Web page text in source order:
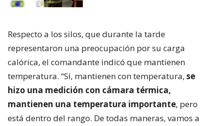
Respecto a los silos, que durante la tarde
representaron una preocupación por su carga
calórica, el comandante indicó que mantienen
temperatura. “Sí, mantienen con temperatura, se
hizo una medición con cámara térmica,
mantienen una temperatura importante, pero
está dentro del rango. De todas maneras, vamos a